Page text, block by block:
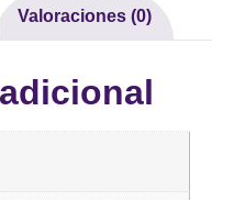
Valoraciones (0)